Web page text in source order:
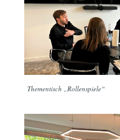
Thementisch „Rollenspiele“